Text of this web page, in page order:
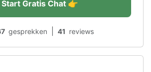
41 reviews
gesprekken
Start Gratis Chat 👉